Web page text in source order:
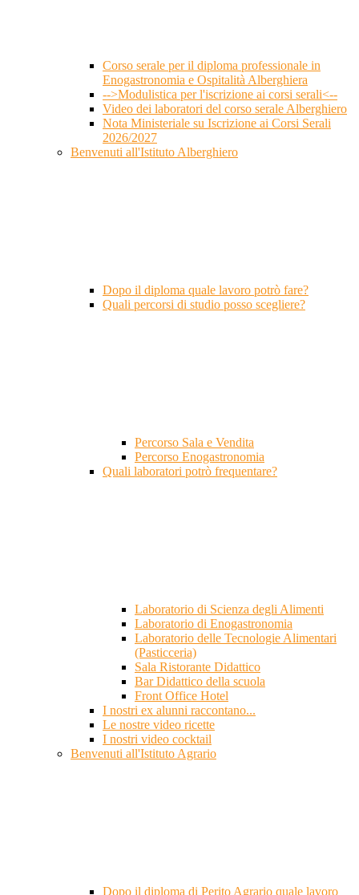
Corso serale per il diploma professionale in
Enogastronomia e Ospitalità Alberghiera
-->Modulistica per l'iscrizione ai corsi serali<--
Video dei laboratori del corso serale Alberghiero
Nota Ministeriale su Iscrizione ai Corsi Serali
2026/2027
Benvenuti all'Istituto Alberghiero
Dopo il diploma quale lavoro potrò fare?
Quali percorsi di studio posso scegliere?
Percorso Sala e Vendita
Percorso Enogastronomia
Quali laboratori potrò frequentare?
Laboratorio di Scienza degli Alimenti
Laboratorio di Enogastronomia
Laboratorio delle Tecnologie Alimentari
(Pasticceria)
Sala Ristorante Didattico
Bar Didattico della scuola
Front Office Hotel
I nostri ex alunni raccontano...
Le nostre video ricette
I nostri video cocktail
Benvenuti all'Istituto Agrario
Dopo il diploma di Perito Agrario quale lavoro